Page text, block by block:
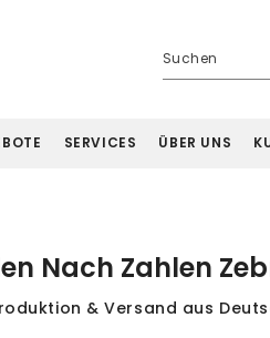
SERVICES ÜBER UNS
Nach Zahlen
& Versand aus